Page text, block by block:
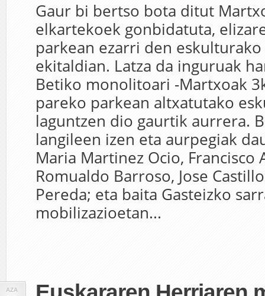
Gaur bi bertso bota ditut
elkartekoek gonbidatuta,
parkean ezarri den
ekitaldian. Latza da inguruak
Betiko monolitoari -Martxoak
pareko parkean altxatutako
laguntzen dio gaurtik aurrera.
langileen izen eta aurpegiak
Maria Martinez Ocio, Francisco
Romualdo Barroso, Jose
Pereda; eta baita Gasteizko
mobilizazioetan...
AZA